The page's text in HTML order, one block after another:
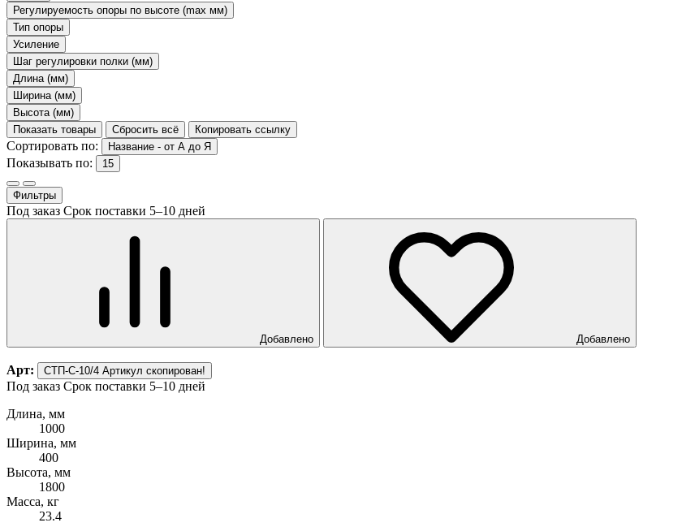
Регулируемость опоры по высоте (max мм)
Тип опоры
Усиление
Шаг регулировки полки (мм)
Длина (мм)
Ширина (мм)
Высота (мм)
Показать товары
Сбросить всё Копировать ссылку
Сортировать по: Название - от А до Я
Показывать по: 15
Фильтры
Под заказ Срок поставки 5–10 дней
Добавлено Добавлено
Арт: СТП-С-10/4 Артикул скопирован!
Под заказ Срок поставки 5–10 дней
Длина, мм
1000
Ширина, мм
400
Высота, мм
1800
Масса, кг
23.4